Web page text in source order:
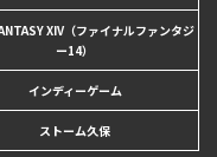
XIV（ファイナルファンタジ
ー14）
インディーゲーム
ストーム久保